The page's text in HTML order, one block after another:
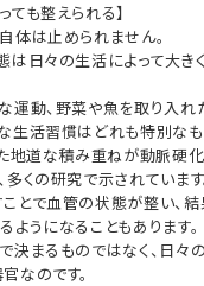
ても整えられる】
体は止められません。
は日々の生活によって大き
運動、野菜や魚を取り入れ
生活習慣はどれも特別な
た地道な積み重ねが動脈硬
多くの研究で示されています
とで血管の状態が整い、
ようになることもあります。
決まるものではなく、日々
なのです。